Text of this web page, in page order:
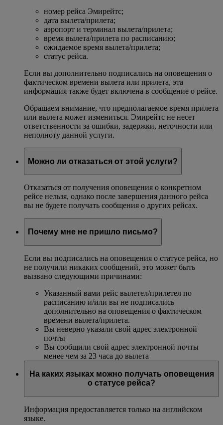
номер рейса Эмирейтс;
дата вылета/прилета;
аэропорт и терминал вылета/прилета;
время вылета/прилета по расписанию;
ожидаемое время вылета/прилета;
статус рейса.
Если вы дополнительно подписались на оповещения о
фактическом времени вылета или прилета, эта
информация также будет включена в сообщение о рейсе.
Обращаем внимание, что предполагаемое время прилета
или вылета может измениться. Эмирейтс не несет
ответственности за ошибки, задержки, неточности или
неполноту данной услуги.
Можно ли отказаться от этой услуги?
Отказаться от получения оповещения о конкретном
рейсе нельзя, однако после завершения данного рейса
вы не будете получать сообщения о других рейсах.
Почему мне не пришло письмо?
Если вы подписались на оповещения о статусе рейса, но
не получили никаких сообщений, это может быть
вызвано следующими причинами:
Указанный вами рейс вылетел/прилетел по
расписанию и/или вы не подписались
дополнительно на оповещения о фактическом
времени вылета/прилета.
Вы неверно указали свой адрес электронной
почты
Вы сообщили свой адрес электронной почты
менее чем за 23 часа до вылета
На каких языках можно получать оповещения
о статусе рейса?
Информация предоставляется только на английском
языке.